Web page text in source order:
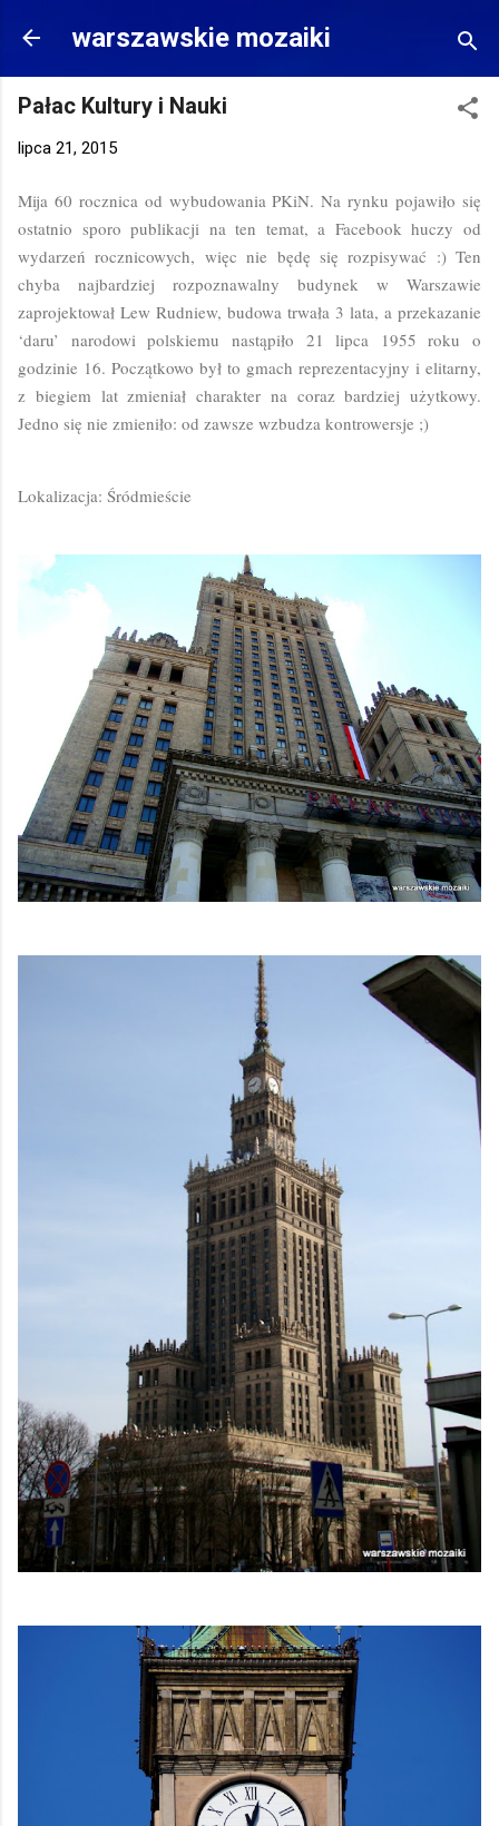
Przejdź do głównej zawartości
warszawskie mozaiki
Pałac Kultury i Nauki
lipca 21, 2015
Mija 60 rocznica od wybudowania PKiN. Na rynku pojawiło się
ostatnio sporo publikacji na ten temat, a Facebook huczy od
wydarzeń rocznicowych, więc nie będę się rozpisywać :) Ten
chyba najbardziej rozpoznawalny budynek w Warszawie
zaprojektował Lew Rudniew, budowa trwała 3 lata, a przekazanie
‘daru’ narodowi polskiemu nastąpiło 21 lipca 1955 roku o
godzinie 16. Początkowo był to gmach reprezentacyjny i elitarny,
z biegiem lat zmieniał charakter na coraz bardziej użytkowy.
Jedno się nie zmieniło: od zawsze wzbudza kontrowersje ;)
Lokalizacja: Śródmieście